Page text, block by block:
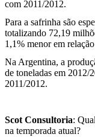
com 2011/2012.
Para a safrinha são
totalizando 72,19
1,1% menor em
Na Argentina, a
de toneladas em 2012/
2011/2012.
Scot Consultoria:
na temporada atual?